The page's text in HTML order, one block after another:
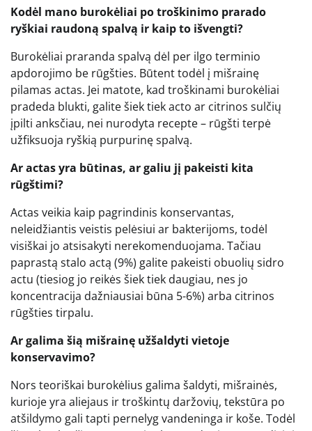
Kodėl mano burokėliai po troškinimo prarado
ryškiai raudoną spalvą ir kaip to išvengti?
Burokėliai praranda spalvą dėl per ilgo terminio
apdorojimo be rūgšties. Būtent todėl į mišrainę
pilamas actas. Jei matote, kad troškinami burokėliai
pradeda blukti, galite šiek tiek acto ar citrinos sulčių
įpilti anksčiau, nei nurodyta recepte – rūgšti terpė
užfiksuoja ryškią purpurinę spalvą.
Ar actas yra būtinas, ar galiu jį pakeisti kita
rūgštimi?
Actas veikia kaip pagrindinis konservantas,
neleidžiantis veistis pelėsiui ar bakterijoms, todėl
visiškai jo atsisakyti nerekomenduojama. Tačiau
paprastą stalo actą (9%) galite pakeisti obuolių sidro
actu (tiesiog jo reikės šiek tiek daugiau, nes jo
koncentracija dažniausiai būna 5-6%) arba citrinos
rūgšties tirpalu.
Ar galima šią mišrainę užšaldyti vietoje
konservavimo?
Nors teoriškai burokėlius galima šaldyti, mišrainės,
kurioje yra aliejaus ir troškintų daržovių, tekstūra po
atšildymo gali tapti pernelyg vandeninga ir koše. Todėl